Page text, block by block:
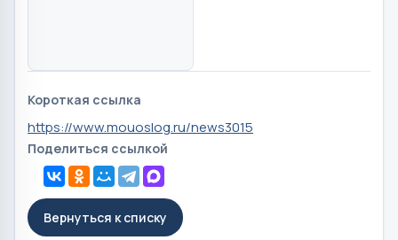
Короткая ссылка
https://www.mouoslog.ru/news3015
Поделиться ссылкой
Вернуться к списку